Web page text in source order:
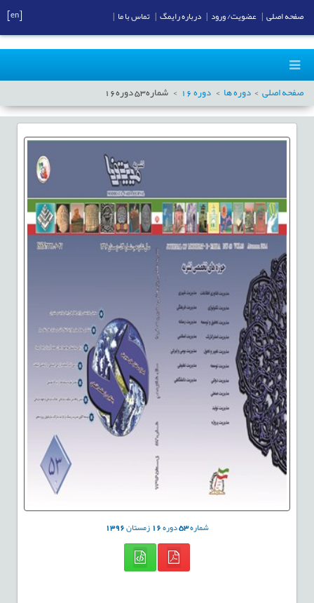
صفحه اصلی دوره ها دوره16 شماره53دوره16
شماره53دوره16 زمستان1396
صفحه اصلی عضویت/ ورود درباره رایمگ تماس با ما